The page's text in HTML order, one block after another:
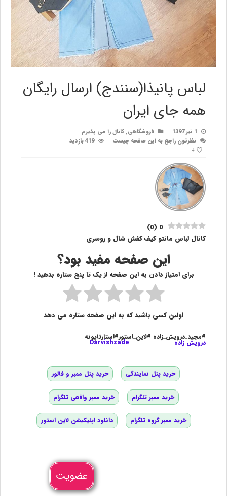
لباس پانیذا(سنندج) ارسال رایگان
همه جای ایران
1 تیر 1397 فروشگاهی,کانال را می پذیرم
نظرتون راجع به این صفحه چیست
419 بازدید
4
0
(
0
)
کانال لباس مانتو کیف کفش شال و روسری
این صفحه مفید بود؟
برای امتیاز دادن به این صفحه از یک تا پنج ستاره بدهید !
اولین کسی باشید که به این صفحه ستاره می دهد
#مجید_درویش_زاده #لاین_استور#استارتاپونه
درویش زاده Darvishzade
خرید پنل نمایندگی خرید پنل ممبر و فالور
خرید ممبر تلگرام خرید ممبر واقعی تلگرام
خرید ممبر گروه تلگرام دانلود اپلیکیشن لاین استور
عضویت